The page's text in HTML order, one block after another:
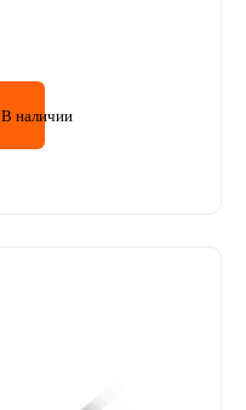
В наличии